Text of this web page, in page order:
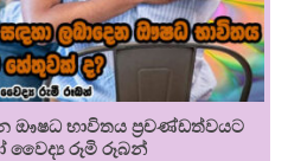
ඖෂධ භාවිතය ප්‍රචණ්ඩත්වයට
වෛද්‍ය රූමි රූබන්